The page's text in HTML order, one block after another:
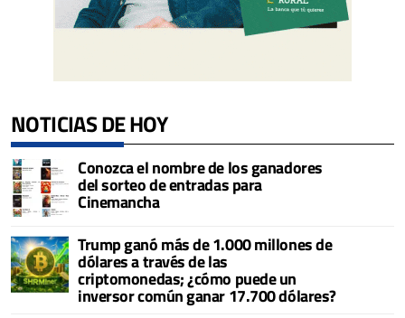
NOTICIAS DE HOY
Conozca el nombre de los ganadores
del sorteo de entradas para
Cinemancha
Trump ganó más de 1.000 millones de
dólares a través de las
criptomonedas; ¿cómo puede un
inversor común ganar 17.700 dólares?